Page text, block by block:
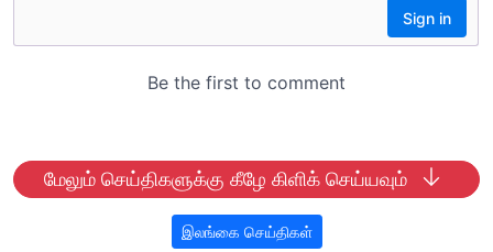
மேலும் செய்திகளுக்கு கீழே கிளிக் செய்யவும்
இலங்கை செய்திகள்